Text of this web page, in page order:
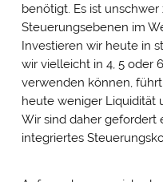
benötigt. Es ist
Steuerungsebenen im
Investieren wir heute in
wir vielleicht in 4, 5 oder
verwenden können,
heute weniger Liquidität
Wir sind daher gefordert
integriertes